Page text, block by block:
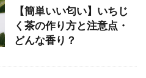
【簡単いい匂い】いちじ
く茶の作り方と注意点・
どんな香り？